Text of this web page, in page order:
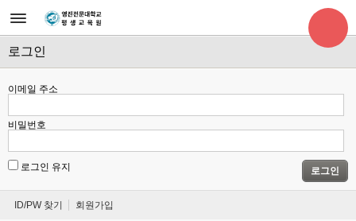
로그인
이메일 주소
비밀번호
로그인 유지 로그인
ID/PW 찾기 회원가입